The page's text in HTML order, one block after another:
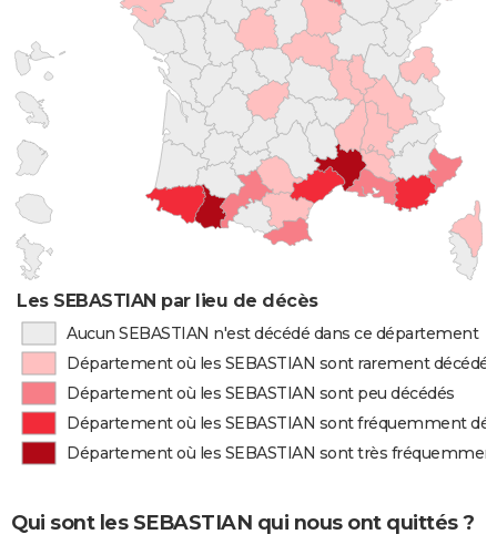
Les SEBASTIAN par lieu de décès
Aucun SEBASTIAN n'est décédé dans ce département
Département où les SEBASTIAN sont rarement décédés
Département où les SEBASTIAN sont peu décédés
Département où les SEBASTIAN sont fréquemment
Département où les SEBASTIAN sont très
Qui sont les SEBASTIAN qui nous ont quittés ?